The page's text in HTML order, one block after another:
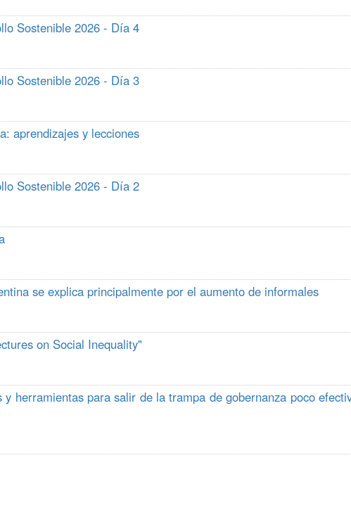
Sostenible 2026 - Día 4
Sostenible 2026 - Día 3
aprendizajes y lecciones
Sostenible 2026 - Día 2
se explica principalmente por el aumento de informales
on Social Inequality"
herramientas para salir de la trampa de gobernanza poco